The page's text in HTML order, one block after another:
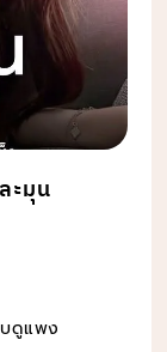
ะมุน
ดูแพง